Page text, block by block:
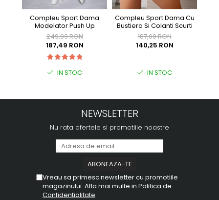
Compleu Sport Dama
Modelator Push Up
249,99 RON
187,49 RON
IN STOC
Compleu Sport Dama Cu
Bustiera Si Colanti Scurti
187,00 RON
140,25 RON
IN STOC
NEWSLETTER
Nu rata ofertele si promotiile noastre
Vreau sa primesc newsletter cu promotiile
magazinului. Afla mai multe in Politica de
Confidentialitate